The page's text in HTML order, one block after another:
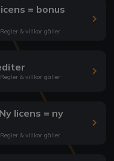
= bonus
& villkor gäller
& villkor gäller
licens = ny
& villkor gäller